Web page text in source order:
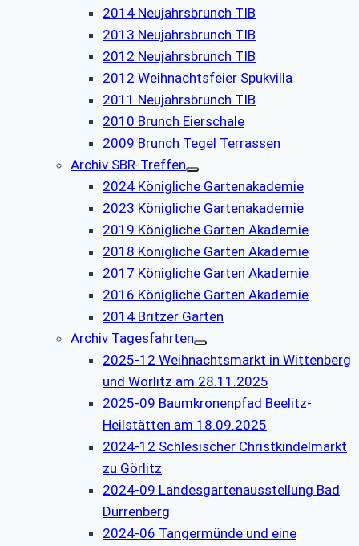
2014 Neujahrsbrunch TIB
2013 Neujahrsbrunch TIB
2012 Neujahrsbrunch TIB
2012 Weihnachtsfeier Spukvilla
2011 Neujahrsbrunch TIB
2010 Brunch Eierschale
2009 Brunch Tegel Terrassen
Archiv SBR-Treffen
2024 Königliche Gartenakademie
2023 Königliche Gartenakademie
2019 Königliche Garten Akademie
2018 Königliche Garten Akademie
2017 Königliche Garten Akademie
2016 Königliche Garten Akademie
2014 Britzer Garten
Archiv Tagesfahrten
2025-12 Weihnachtsmarkt in Wittenberg
und Wörlitz am 28.11.2025
2025-09 Baumkronenpfad Beelitz-
Heilstätten am 18.09.2025
2024-12 Schlesischer Christkindelmarkt
zu Görlitz
2024-09 Landesgartenausstellung Bad
Dürrenberg
2024-06 Tangermünde und eine